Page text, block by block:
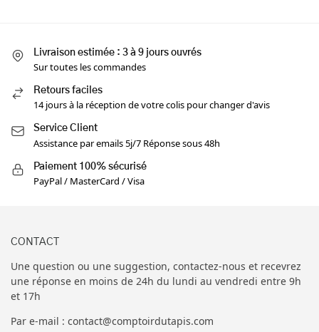
Livraison estimée : 3 à 9 jours ouvrés
Sur toutes les commandes
Retours faciles
14 jours à la réception de votre colis pour changer d'avis
Service Client
Assistance par emails 5j/7 Réponse sous 48h
Paiement 100% sécurisé
PayPal / MasterCard / Visa
CONTACT
Une question ou une suggestion, contactez-nous et recevrez
une réponse en moins de 24h du lundi au vendredi entre 9h
et 17h
Par e-mail : contact@comptoirdutapis.com